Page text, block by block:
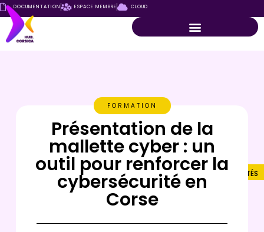
DOCUMENTATION ESPACE MEMBRE CLOUD
ACTUALITÉS
FORMATION
Présentation de la
mallette cyber : un
outil pour renforcer la
cybersécurité en
Corse